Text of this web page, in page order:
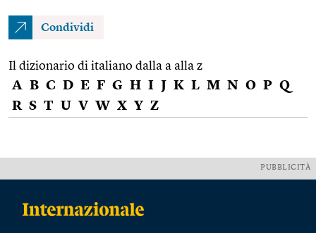
Condividi
Il dizionario di italiano dalla a alla z
A B C D E F G H I J K L M N O P Q
R S T U V W X Y Z
PUBBLICITÀ